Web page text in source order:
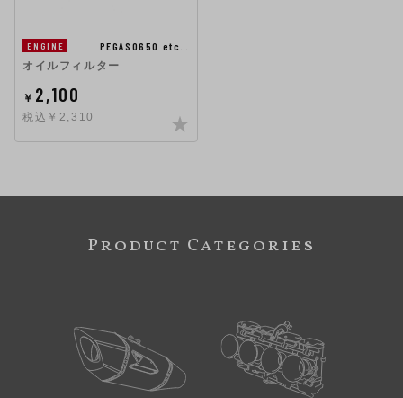
ENGINE
PEGASO650 etc…
オイルフィルター
￥ 2,100
税込￥2,310
Product Categories